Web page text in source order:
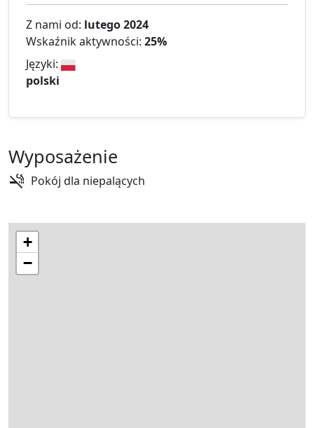
Z nami od: lutego 2024
Wskaźnik aktywności: 25%
Języki:
polski
Wyposażenie
Pokój dla niepalących
+
−